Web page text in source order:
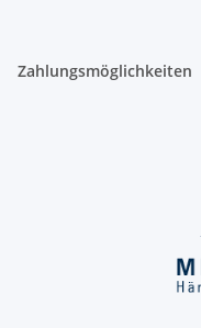
Zahlungsmöglichkeiten